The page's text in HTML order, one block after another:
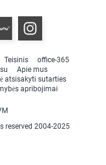
Teisinis
office-365
Apie mus
atsisakyti sutarties
apribojimai
reserved 2004-2025